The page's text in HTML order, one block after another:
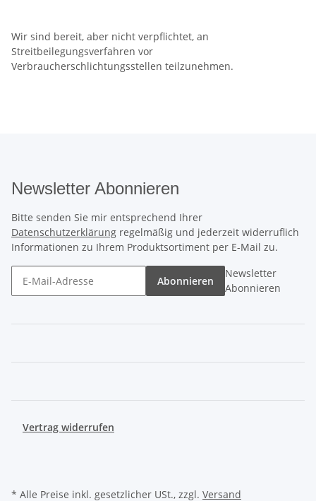
Wir sind bereit, aber nicht verpflichtet, an
Streitbeilegungsverfahren vor
Verbraucherschlichtungsstellen teilzunehmen.
Newsletter Abonnieren
Bitte senden Sie mir entsprechend Ihrer
Datenschutzerklärung regelmäßig und jederzeit widerruflich
Informationen zu Ihrem Produktsortiment per E-Mail zu.
Abonnieren
Newsletter
Abonnieren
Vertrag widerrufen
* Alle Preise inkl. gesetzlicher USt., zzgl. Versand